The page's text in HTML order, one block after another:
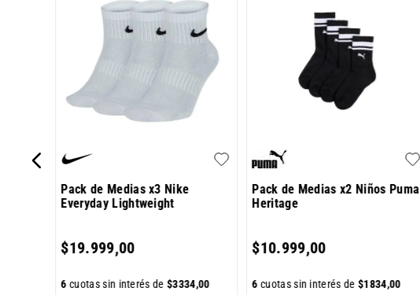
Pack de Medias x3 Nike
Everyday Lightweight
$19.999,00
6cuotas sin interés de$3334,00
Pack de Medias x2 Niños Puma
Heritage
$10.999,00
6cuotas sin interés de$1834,00